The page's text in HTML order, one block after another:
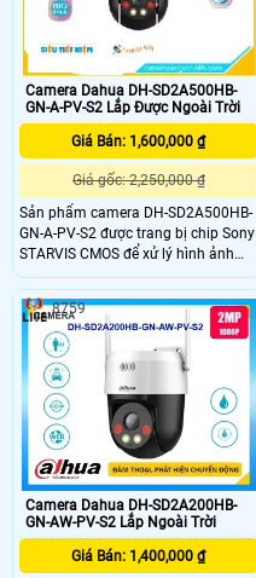
Camera Dahua DH-SD2A500HB-
GN-A-PV-S2 Lắp Được Ngoài Trời
Giá Bán: 1,600,000 ₫
Giá gốc: 2,250,000 ₫
Sản phẩm camera DH-SD2A500HB-
GN-A-PV-S2 được trang bị chip Sony
STARVIS CMOS để xử lý hình ảnh
hiệu quả. Đặc biệt, chất lượng hình
ảnh ban đêm với khả năng Full
Color lên đến 30m, cho hình ảnh sắc
nét và màu sắc tự nhiên. Với độ sắc
nét cao Ultra 4k lite, Camera này
cung cấp độ chi tiết tốt nhất
Camera Dahua DH-SD2A200HB-
GN-AW-PV-S2 Lắp Ngoài Trời
Giá Bán: 1,400,000 ₫
8759